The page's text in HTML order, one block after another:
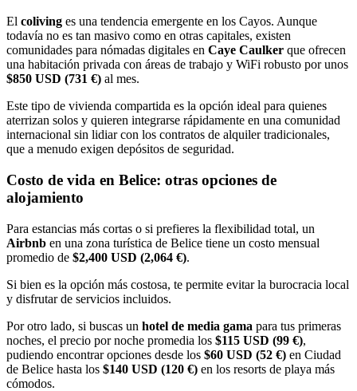
El coliving es una tendencia emergente en los Cayos. Aunque
todavía no es tan masivo como en otras capitales, existen
comunidades para nómadas digitales en Caye Caulker que ofrecen
una habitación privada con áreas de trabajo y WiFi robusto por unos
$850 USD (731 €) al mes.
Este tipo de vivienda compartida es la opción ideal para quienes
aterrizan solos y quieren integrarse rápidamente en una comunidad
internacional sin lidiar con los contratos de alquiler tradicionales,
que a menudo exigen depósitos de seguridad.
Costo de vida en Belice: otras opciones de
alojamiento
Para estancias más cortas o si prefieres la flexibilidad total, un
Airbnb en una zona turística de Belice tiene un costo mensual
promedio de $2,400 USD (2,064 €).
Si bien es la opción más costosa, te permite evitar la burocracia local
y disfrutar de servicios incluidos.
Por otro lado, si buscas un hotel de media gama para tus primeras
noches, el precio por noche promedia los $115 USD (99 €),
pudiendo encontrar opciones desde los $60 USD (52 €) en Ciudad
de Belice hasta los $140 USD (120 €) en los resorts de playa más
cómodos.